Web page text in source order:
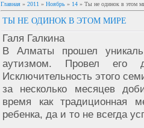
Главная » 2011 » Ноябрь » 14 » Ты не одинок в этом
ТЫ НЕ ОДИНОК В ЭТОМ МИРЕ
Галя Галкина
В Алматы прошел
аутизмом. Провел его
Исключительность этого
за несколько месяцев
время как традиционная
ребенка, да и то не всегда